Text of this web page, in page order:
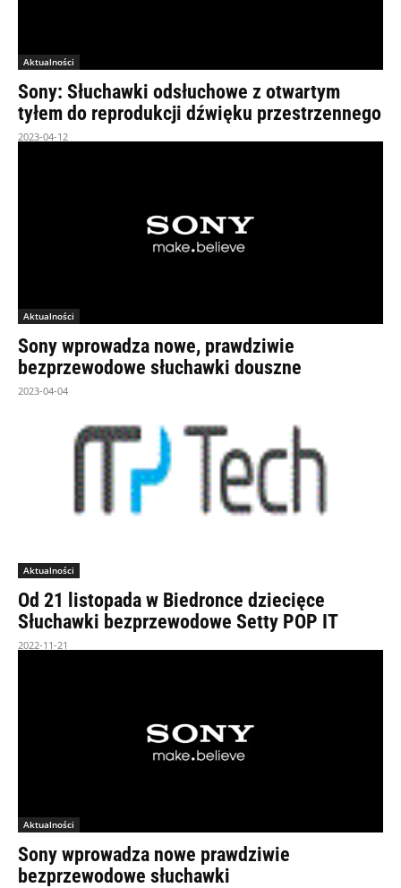
Aktualności
Sony: Słuchawki odsłuchowe z otwartym
tyłem do reprodukcji dźwięku przestrzennego
2023-04-12
Aktualności
Sony wprowadza nowe, prawdziwie
bezprzewodowe słuchawki douszne
2023-04-04
Aktualności
Od 21 listopada w Biedronce dziecięce
Słuchawki bezprzewodowe Setty POP IT
2022-11-21
Aktualności
Sony wprowadza nowe prawdziwie
bezprzewodowe słuchawki